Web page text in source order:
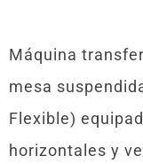
Máquina
mesa
Flexible)
horizontales y